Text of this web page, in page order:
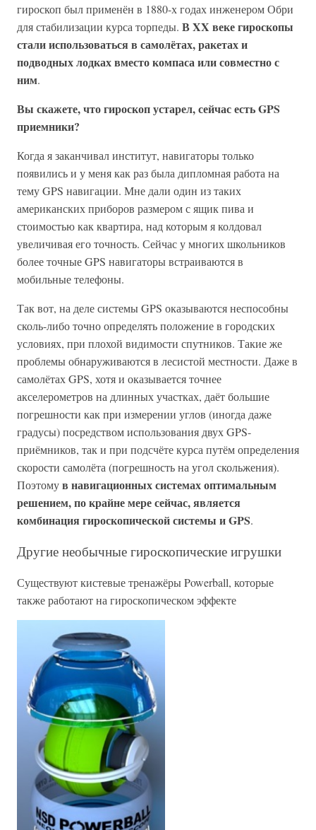
гироскоп был применён в 1880-х годах инженером Обри
для стабилизации курса торпеды. В XX веке гироскопы
стали использоваться в самолётах, ракетах и
подводных лодках вместо компаса или совместно с
ним.
Вы скажете, что гироскоп устарел, сейчас есть GPS
приемники?
Когда я заканчивал институт, навигаторы только
появились и у меня как раз была дипломная работа на
тему GPS навигации. Мне дали один из таких
американских приборов размером с ящик пива и
стоимостью как квартира, над которым я колдовал
увеличивая его точность. Сейчас у многих школьников
более точные GPS навигаторы встраиваются в
мобильные телефоны.
Так вот, на деле системы GPS оказываются неспособны
сколь-либо точно определять положение в городских
условиях, при плохой видимости спутников. Такие же
проблемы обнаруживаются в лесистой местности. Даже в
самолётах GPS, хотя и оказывается точнее
акселерометров на длинных участках, даёт большие
погрешности как при измерении углов (иногда даже
градусы) посредством использования двух GPS-
приёмников, так и при подсчёте курса путём определения
скорости самолёта (погрешность на угол скольжения).
Поэтомув навигационных системах оптимальным
решением, по крайне мере сейчас, является
комбинация гироскопической системы и GPS.
Другие необычные гироскопические игрушки
Существуют кистевые тренажёры Powerball, которые
также работают на гироскопическом эффекте